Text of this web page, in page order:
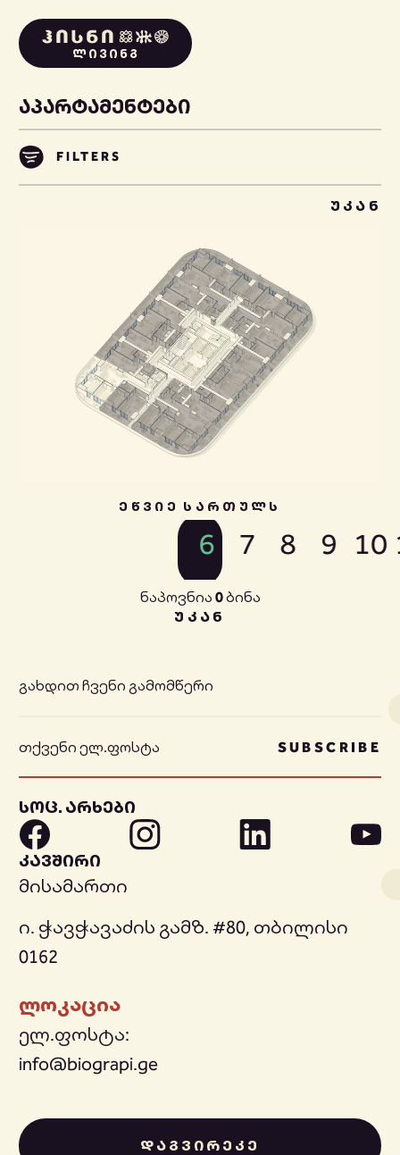
ᲚᲘᲕᲘᲜᲒ
ᲐᲞᲐᲠᲢᲐᲛᲔᲜᲢᲔᲑᲘ
FILTERS
ᲣᲙᲐᲜ
ᲔᲬᲕᲘᲔ ᲡᲐᲠᲗᲣᲚᲡ
6 7 8 9 10
ნაპოვნია 0ბინა
ᲣᲙᲐᲜ
გახდით ჩვენი გამომწერი
SUBSCRIBE
სოც. არხები
კავშირი
მისამართი
ი. ჭავჭავაძის გამზ. #80, თბილისი
0162
ლოკაცია
ელ.ფოსტა:
info@biograpi.ge
ᲓᲐᲒᲕᲘᲠᲔᲙᲔ